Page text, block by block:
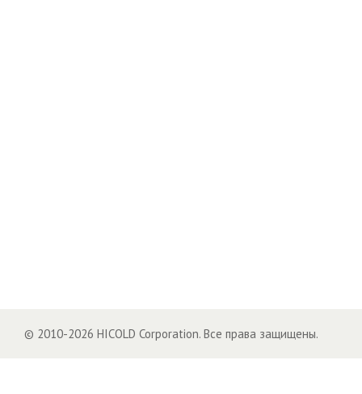
© 2010-2026 HICOLD Corporation. Все права защищены.